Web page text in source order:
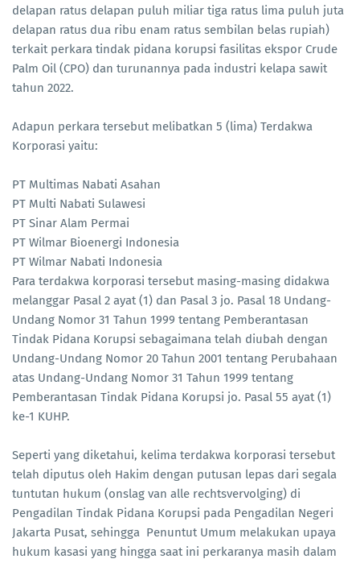
delapan ratus delapan puluh miliar tiga ratus lima puluh juta
delapan ratus dua ribu enam ratus sembilan belas rupiah)
terkait perkara tindak pidana korupsi fasilitas ekspor Crude
Palm Oil (CPO) dan turunannya pada industri kelapa sawit
tahun 2022.
Adapun perkara tersebut melibatkan 5 (lima) Terdakwa
Korporasi yaitu:
PT Multimas Nabati Asahan
PT Multi Nabati Sulawesi
PT Sinar Alam Permai
PT Wilmar Bioenergi Indonesia
PT Wilmar Nabati Indonesia
Para terdakwa korporasi tersebut masing-masing didakwa
melanggar Pasal 2 ayat (1) dan Pasal 3 jo. Pasal 18 Undang-
Undang Nomor 31 Tahun 1999 tentang Pemberantasan
Tindak Pidana Korupsi sebagaimana telah diubah dengan
Undang-Undang Nomor 20 Tahun 2001 tentang Perubahaan
atas Undang-Undang Nomor 31 Tahun 1999 tentang
Pemberantasan Tindak Pidana Korupsi jo. Pasal 55 ayat (1)
ke-1 KUHP.
Seperti yang diketahui, kelima terdakwa korporasi tersebut
telah diputus oleh Hakim dengan putusan lepas dari segala
tuntutan hukum (onslag van alle rechtsvervolging) di
Pengadilan Tindak Pidana Korupsi pada Pengadilan Negeri
Jakarta Pusat, sehingga Penuntut Umum melakukan upaya
hukum kasasi yang hingga saat ini perkaranya masih dalam